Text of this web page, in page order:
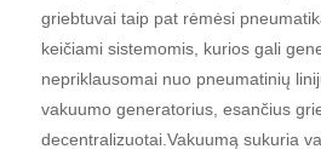
griebtuvai taip pat rėmėsi
keičiami sistemomis, kurios gali
nepriklausomai nuo pneumatinių
vakuumo generatorius, esančius
decentralizuotai.Vakuumą sukuria